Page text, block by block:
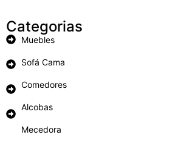
Categorias
Muebles
Sofá Cama
Comedores
Alcobas
Mecedora